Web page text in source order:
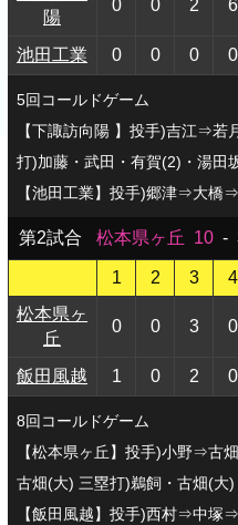
陽
0 0 2 6
池田工業 0 0 0 0
5回コールドゲーム
【下諏訪向陽 】投手)吉江⇒
打)加藤・武田・有賀(2)・湯田
【池田工業】投手)郷津⇒大
第2試合 松本県ヶ丘 10 -
1 2 3 4
松本県ヶ
丘
0 0 3 0
飯田風越 1 0 2 0
8回コールドゲーム
【松本県ヶ丘】投手)小野⇒古
古畑(大) 三塁打)鵜飼・古畑(大)
【飯田風越】投手)西村⇒中